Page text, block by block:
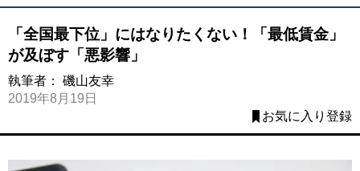
「全国最下位」にはなりたくない！「最低賃金」
が及ぼす「悪影響」
執筆者： 磯山友幸
2019年8月19日
お気に入り登録